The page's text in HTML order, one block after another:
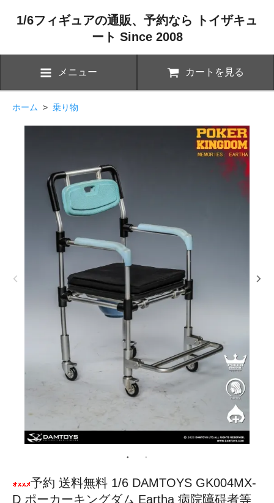
1/6フィギュアの通販、予約なら トイザキュ
ート Since 2008
メニュー カートを見る
ホーム > 乗り物
予約 送料無料 1/6 DAMTOYS GK004MX-
D ポーカーキングダム Eartha 病院障碍者等